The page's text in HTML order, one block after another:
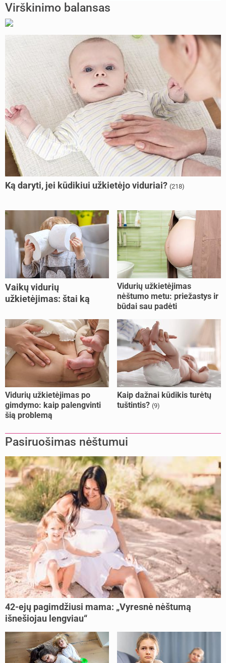
Virškinimo balansas
Ką daryti, jei kūdikiui užkietėjo viduriai? (218)
Vaikų vidurių
užkietėjimas: štai ką
Vidurių užkietėjimas
nėštumo metu: priežastys ir
būdai sau padėti
Vidurių užkietėjimas po
gimdymo: kaip palengvinti
šią problemą
Kaip dažnai kūdikis turėtų
tuštintis? (9)
Pasiruošimas nėštumui
42-ejų pagimdžiusi mama: „Vyresnė nėštumą
išnešiojau lengviau“